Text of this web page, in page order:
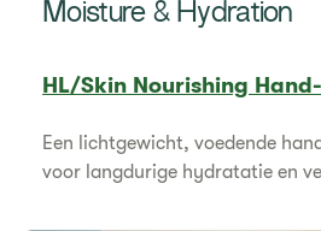
Moisture & Hydration
HL/Skin Nourishing
Een lichtgewicht, voedende
voor langdurige hydratatie en